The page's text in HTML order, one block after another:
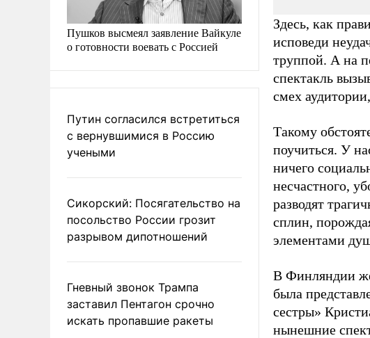
Пушков высмеял заявление Вайкуле
о готовности воевать с Россией
Путин согласился встретиться
с вернувшимися в Россию
учеными
Сикорский: Посягательство на
посольство России грозит
разрывом дипотношений
Гневный звонок Трампа
заставил Пентагон срочно
искать пропавшие ракеты
Здесь, как
исповеди
труппой. А на
спектакль
смех
Такому
поучиться. У
ничего
несчастного,
разводят
сплин,
элементами
В Финляндии
была
сестры»
нынешние